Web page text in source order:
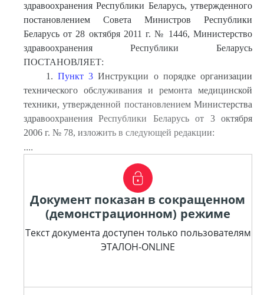
здравоохранения Республики Беларусь, утвержденного
постановлением Совета Министров Республики
Беларусь от 28 октября 2011 г. № 1446, Министерство
здравоохранения Республики Беларусь
ПОСТАНОВЛЯЕТ:
1. Пункт 3 Инструкции о порядке организации
технического обслуживания и ремонта медицинской
техники, утвержденной постановлением Министерства
здравоохранения Республики Беларусь от 3 октября
2006 г. № 78, изложить в следующей редакции:
....
Документ показан в сокращенном
(демонстрационном) режиме
Текст документа доступен только пользователям
ЭТАЛОН-ONLINE